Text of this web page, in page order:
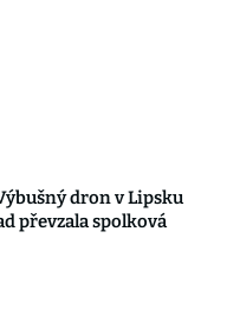
dron v Lipsku
převzala spolková